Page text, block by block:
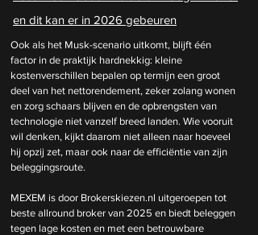
en dit kan er in 2026 gebeuren
Ook als het Musk-scenario uitkomt, blijft één
factor in de praktijk hardnekkig: kleine
kostenverschillen bepalen op termijn een groot
deel van het nettorendement, zeker zolang wonen
en zorg schaars blijven en de opbrengsten van
technologie niet vanzelf breed landen. Wie vooruit
wil denken, kijkt daarom niet alleen naar hoeveel
hij opzij zet, maar ook naar de efficiëntie van zijn
beleggingsroute.
MEXEM is door Brokerskiezen.nl uitgeroepen tot
beste allround broker van 2025 en biedt beleggen
tegen lage kosten en met een betrouwbare